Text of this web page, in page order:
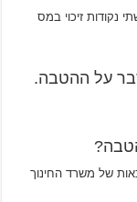
נקודות זיכוי במס
על ההטבה.
של משרד החינוך